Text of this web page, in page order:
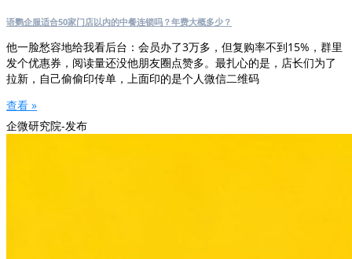
语鹦企服适合50家门店以内的中餐连锁吗？年费大概多少？
他一脸愁容地给我看后台：会员办了3万多，但复购率不到15%，群里
发个优惠券，阅读量还没他朋友圈点赞多。最扎心的是，店长们为了
拉新，自己偷偷印传单，上面印的是个人微信二维码
查看 »
企微研究院-发布